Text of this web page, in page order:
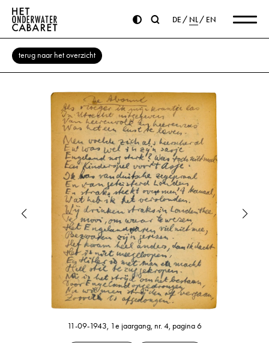
DE NL EN
terug naar het overzicht
11-09-1943, 1e jaargang, nr. 4, pagina 6